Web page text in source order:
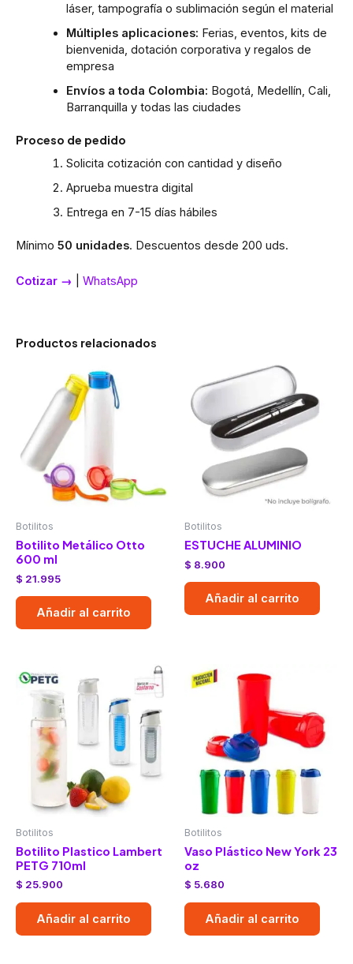
láser, tampografía o sublimación según el material
Múltiples aplicaciones: Ferias, eventos, kits de
bienvenida, dotación corporativa y regalos de
empresa
Envíos a toda Colombia: Bogotá, Medellín, Cali,
Barranquilla y todas las ciudades
Proceso de pedido
Solicita cotización con cantidad y diseño
Aprueba muestra digital
Entrega en 7-15 días hábiles
Mínimo 50 unidades. Descuentos desde 200 uds.
Cotizar → WhatsApp
Productos relacionados
Botilitos
Botilito Metálico Otto
600 ml
$ 21.995
Añadir al carrito
Botilitos
ESTUCHE ALUMINIO
$ 8.900
Añadir al carrito
Botilitos
Botilito Plastico Lambert
PETG 710ml
$ 25.900
Añadir al carrito
Botilitos
Vaso Plástico New York 23
oz
$ 5.680
Añadir al carrito